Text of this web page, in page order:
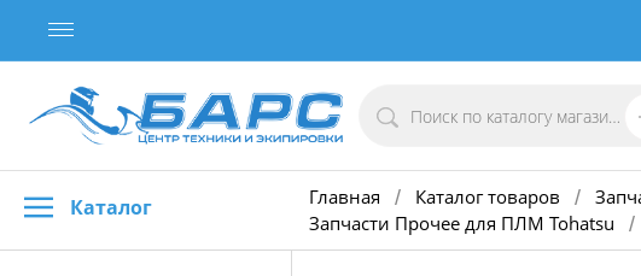
Каталог Главная / Каталог товаров /
Запчасти Прочее для ПЛМ Tohatsu
/